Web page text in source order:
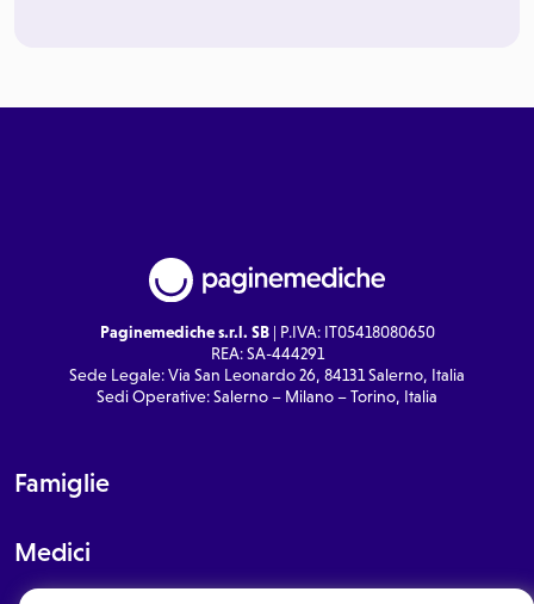
Paginemediche s.r.l. SB| P.IVA: IT05418080650
REA: SA-444291
Sede Legale: Via San Leonardo 26, 84131 Salerno, Italia
Sedi Operative: Salerno – Milano – Torino, Italia
Famiglie
Medici